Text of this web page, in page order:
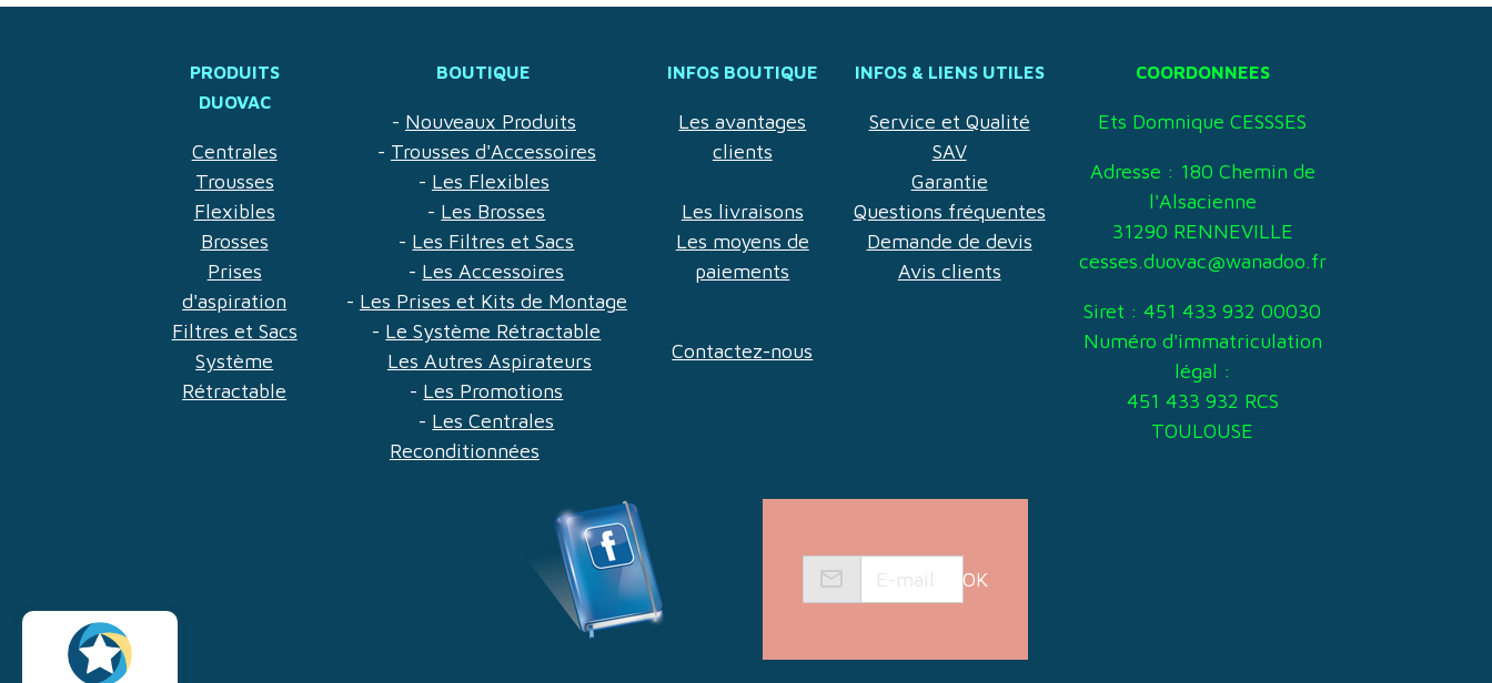
PRODUITS
DUOVAC
Centrales
Trousses
Flexibles
Brosses
Prises
d'aspiration
Filtres et Sacs
Système
Rétractable
BOUTIQUE
- Nouveaux Produits
- Trousses d'Accessoires
- Les Flexibles
- Les Brosses
- Les Filtres et Sacs
- Les Accessoires
- Les Prises et Kits de Montage
- Le Système Rétractable
Les Autres Aspirateurs
- Les Promotions
- Les Centrales
Reconditionnées
INFOS BOUTIQUE
Les avantages
clients
Les livraisons
Les moyens de
paiements
Contactez-nous
INFOS & LIENS UTILES
Service et Qualité
SAV
Garantie
Questions fréquentes
Demande de devis
Avis clients
COORDONNEES
Ets Domnique CESSSES
Adresse : 180 Chemin de
l'Alsacienne
31290 RENNEVILLE
cesses.duovac@wanadoo.fr
Siret : 451 433 932 00030
Numéro d'immatriculation
légal :
451 433 932 RCS
TOULOUSE
OK